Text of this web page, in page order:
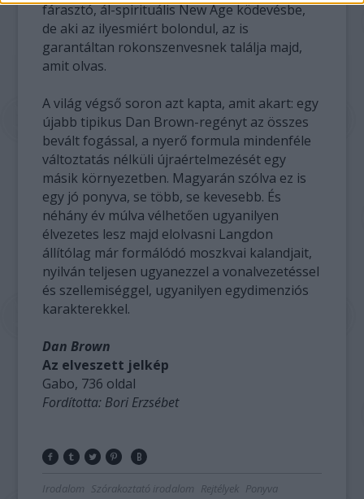
fárasztó, ál-spirituális New Age ködevésbe,
de aki az ilyesmiért bolondul, az is
garantáltan rokonszenvesnek találja majd,
amit olvas.
A világ végső soron azt kapta, amit akart: egy
újabb tipikus Dan Brown-regényt az összes
bevált fogással, a nyerő formula mindenféle
változtatás nélküli újraértelmezését egy
másik környezetben. Magyarán szólva ez is
egy jó ponyva, se több, se kevesebb. És
néhány év múlva vélhetően ugyanilyen
élvezetes lesz majd elolvasni Langdon
állítólag már formálódó moszkvai kalandjait,
nyilván teljesen ugyanezzel a vonalvezetéssel
és szellemiséggel, ugyanilyen egydimenziós
karakterekkel.
Dan Brown
Az elveszett jelkép
Gabo, 736 oldal
Fordította: Bori Erzsébet
Irodalom Szórakoztató irodalom Rejtélyek Ponyva